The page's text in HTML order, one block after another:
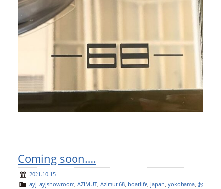
Coming soon….
2021.10.15
ayj ayjshowroom, AZIMUT, Azimut 68 boatlife japan ,yokohama お